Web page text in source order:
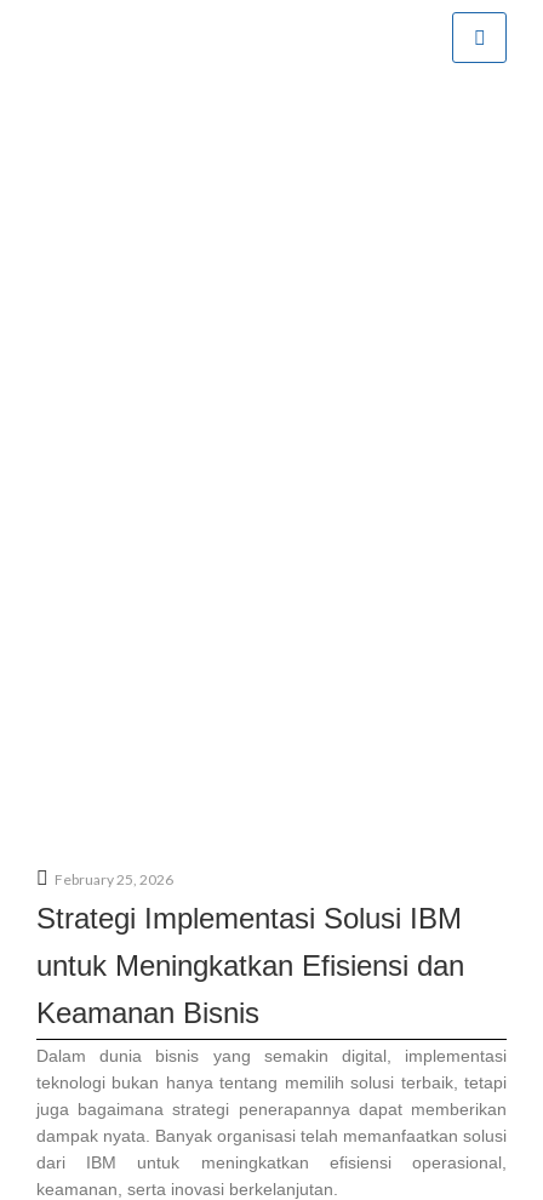
February 25, 2026
Strategi Implementasi Solusi IBM
untuk Meningkatkan Efisiensi dan
Keamanan Bisnis
Dalam dunia bisnis yang semakin digital, implementasi
teknologi bukan hanya tentang memilih solusi terbaik, tetapi
juga bagaimana strategi penerapannya dapat memberikan
dampak nyata. Banyak organisasi telah memanfaatkan solusi
dari IBM untuk meningkatkan efisiensi operasional,
keamanan, serta inovasi berkelanjutan.